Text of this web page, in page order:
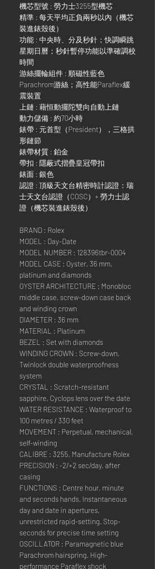
機芯型號 : 勞力士3255型機芯
精準 : 每天平均正負兩秒以內（機芯
裝進錶殼後）
功能 : 中央時、分及秒針；快調瞬跳
星期日曆；秒針暫停功能以準確調校
時間
游絲擺輪組件 : 順磁性藍色
Parachrom游絲；高性能Paraflex緩
震裝置
上鏈 : 藉恒動擺陀雙向自動上鏈
動力儲備 : 約70小時
錶帶 : 元首型（President），三格拱
形鏈節
錶帶材質 : 鉑金
帶扣 : 隱蔽式摺疊皇冠帶扣
錶面 : 銀色
認證 : 頂級天文台精密時計認證：瑞
士天文台認證（COSC）+ 勞力士認
證（機芯裝進錶殼後）
BRAND : Rolex
MODEL : Day-Date
MODEL NUMBER : 128396tbr-0004
MODEL CASE : Oyster, 36 mm,
platinum and diamonds
OYSTER ARCHITECTURE : Monobloc
middle case, screw-down case back
and winding crown
DIAMETER : 36 mm
MATERIAL : Platinum
BEZEL : Set with diamonds
WINDING CROWN : Screw-down,
Twinlock double waterproofness
system
CRYSTAL : Scratch-resistant
sapphire, Cyclops lens over the date
WATER RESISTANCE : Waterproof to
100 metres / 330 feet
MOVEMENT : Perpetual, mechanical,
self-winding
CALIBRE : 3255, Manufacture Rolex
PRECISION : -2/+2 sec/day, after
casing
FUNCTIONS : Centre hour, minute
and seconds hands. Instantaneous
day and date in apertures,
unrestricted rapid-setting. Stop-
seconds for precise time setting
OSCILLATOR : Paramagnetic blue
Parachrom hairspring. High-
performance Paraflex shock